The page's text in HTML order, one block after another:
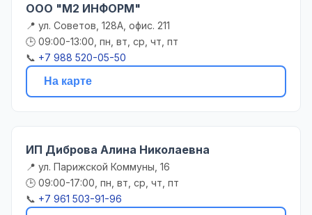
ООО "М2 ИНФОРМ"
📍 ул. Советов, 128А, офис. 211
🕒 09:00-13:00, пн, вт, ср, чт, пт
📞 +7 988 520-05-50
На карте
ИП Диброва Алина Николаевна
📍 ул. Парижской Коммуны, 16
🕒 09:00-17:00, пн, вт, ср, чт, пт
📞 +7 961 503-91-96